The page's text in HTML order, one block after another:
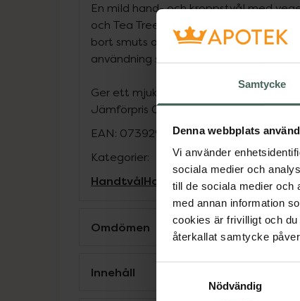
Samtycke
Denna webbplats
Vi använder
sociala medier och
till de sociala medier och
med annan information
cookies är frivilligt och
återkallat samtycke
Nödvändig
En mild hand- och kroppstvål med
och Tea Tree. Tvålen torkar inte ut
bort smuts och bakterier. Tea tree har
användning som läkeväxt för sina
Ger ett mjukt lödder och en behagligt
Jämförpris 0,75 kr/ml
EAN: 07392911010104
Kategorier:
HandtvålHandvård Händer och
Omdömen
Innehåll